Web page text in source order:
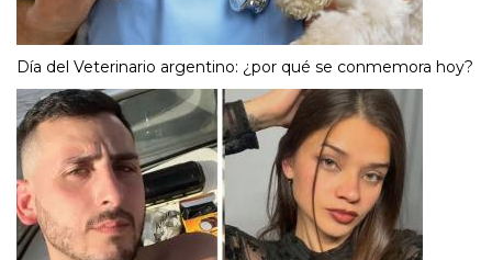
Día del Veterinario argentino: ¿por qué se conmemora hoy?